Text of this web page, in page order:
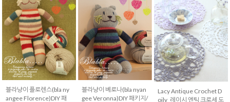
블라냥이 플로렌스(bla ny
angee Florence)DIY 패
블라냥이 베로나(bla nyan
gee Veronna)DIY 패키지/
Lacy Antique Crochet D
oily_레이시 엔틱 크로셰 도